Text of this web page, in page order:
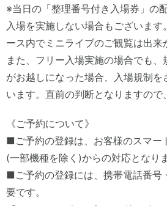
※当日の「整理番号付き入場券」の
入場を実施しない場合もございま
ース内でミニライブのご観覧は出来
また、フリー入場実施の場合でも
がお越しになった場合、入場規制
います。直前の判断となりますので
《ご予約について》
■ご予約の登録は、お客様のスマ
(一部機種を除く)からの対応となりま
■ご予約の登録には、携帯電話番号
要です。